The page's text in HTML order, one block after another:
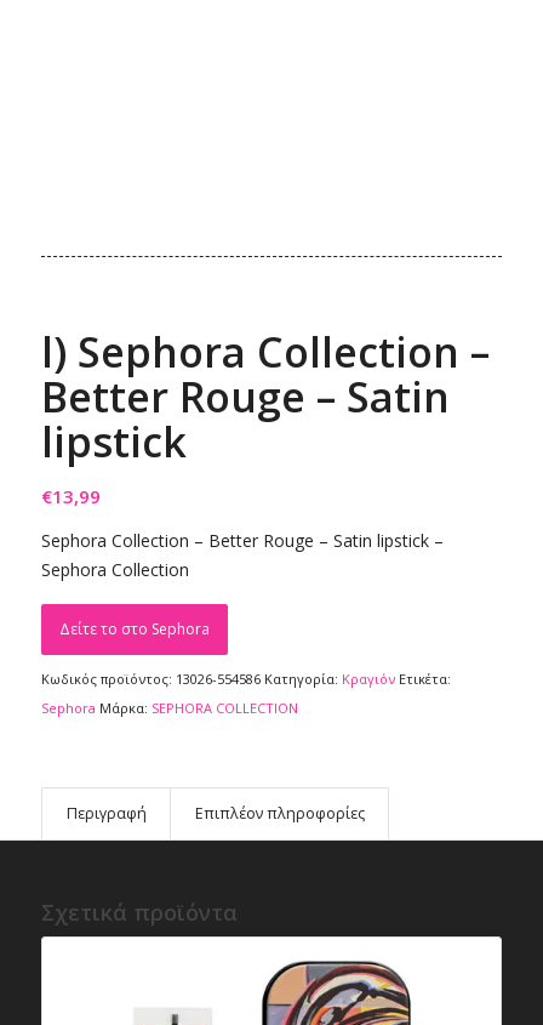
l) Sephora Collection –
Better Rouge – Satin
lipstick
€13,99
Sephora Collection – Better Rouge – Satin lipstick –
Sephora Collection
Δείτε το στο Sephora
Κωδικός προϊόντος: 13026-554586 Κατηγορία: Κραγιόν Ετικέτα:
Sephora Μάρκα: SEPHORA COLLECTION
Περιγραφή Επιπλέον πληροφορίες
Σχετικά προϊόντα